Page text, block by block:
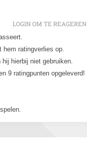
hem ratingverlies op.
hierbij niet gebruiken.
9 ratingpunten opgeleverd!
LOGIN OM TE REAGEREN